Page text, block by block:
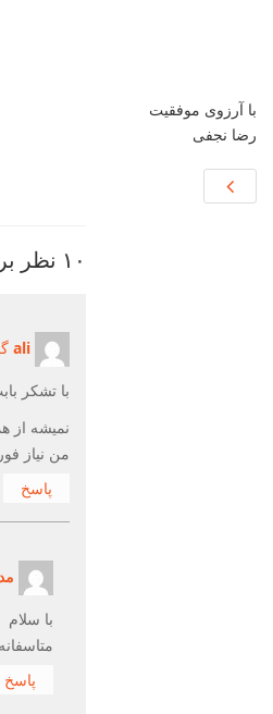
با آرزوی موفقیت
رضا نجفی
۱۰ نظر برای “کد تخفیف آذرماه”
ali
با تشکر
نمیشه از
من نیاز
پاسخ
با سلام
پاسخ